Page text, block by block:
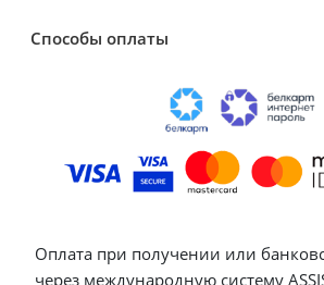
Способы оплаты
Оплата при получении или
через международную систему